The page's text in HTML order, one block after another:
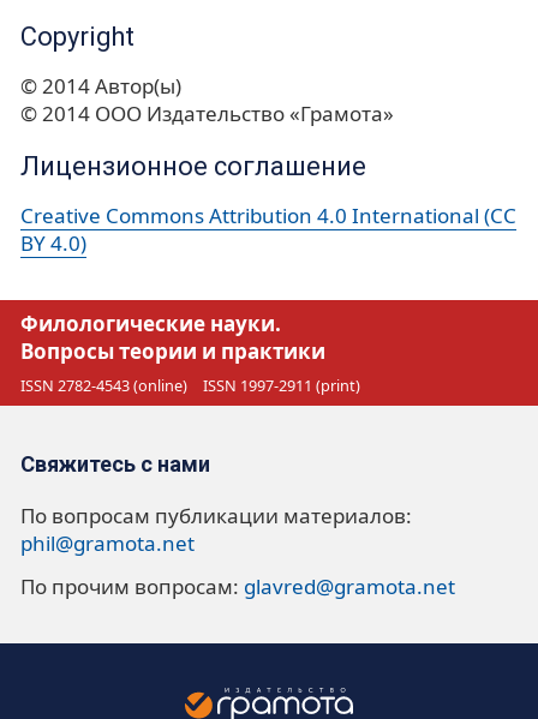
Copyright
© 2014 Автор(ы)
© 2014 ООО Издательство «Грамота»
Лицензионное соглашение
Creative Commons Attribution 4.0 International (CC
BY 4.0)
Филологические науки.
Вопросы теории и практики
ISSN 2782-4543 (online) ISSN 1997-2911 (print)
Свяжитесь с нами
По вопросам публикации материалов:
phil@gramota.net
По прочим вопросам: glavred@gramota.net